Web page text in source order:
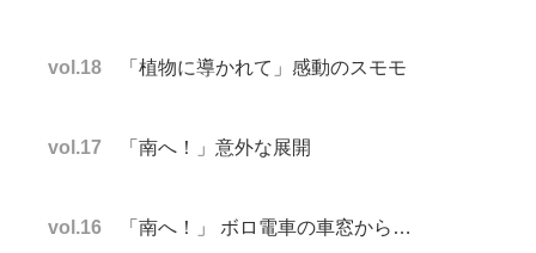
vol.18 「植物に導かれて」感動のスモモ
vol.17 「南へ！」意外な展開
vol.16 「南へ！」 ボロ電車の車窓から…